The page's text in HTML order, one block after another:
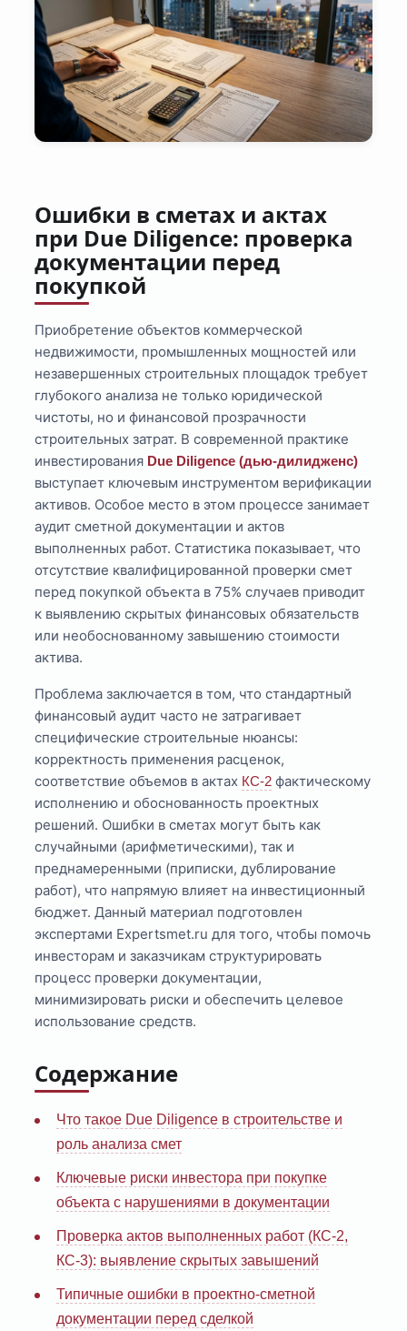
Ошибки в сметах и актах
при Due Diligence: проверка
документации перед
покупкой
Приобретение объектов коммерческой
недвижимости, промышленных мощностей или
незавершенных строительных площадок требует
глубокого анализа не только юридической
чистоты, но и финансовой прозрачности
строительных затрат. В современной практике
инвестирования Due Diligence (дью-дилидженс)
выступает ключевым инструментом верификации
активов. Особое место в этом процессе занимает
аудит сметной документации и актов
выполненных работ. Статистика показывает, что
отсутствие квалифицированной проверки смет
перед покупкой объекта в 75% случаев приводит
к выявлению скрытых финансовых обязательств
или необоснованному завышению стоимости
актива.
Проблема заключается в том, что стандартный
финансовый аудит часто не затрагивает
специфические строительные нюансы:
корректность применения расценок,
соответствие объемов в актах КС-2 фактическому
исполнению и обоснованность проектных
решений. Ошибки в сметах могут быть как
случайными (арифметическими), так и
преднамеренными (приписки, дублирование
работ), что напрямую влияет на инвестиционный
бюджет. Данный материал подготовлен
экспертами Expertsmet.ru для того, чтобы помочь
инвесторам и заказчикам структурировать
процесс проверки документации,
минимизировать риски и обеспечить целевое
использование средств.
Содержание
Что такое Due Diligence в строительстве и
роль анализа смет
Ключевые риски инвестора при покупке
объекта с нарушениями в документации
Проверка актов выполненных работ (КС-2,
КС-3): выявление скрытых завышений
Типичные ошибки в проектно-сметной
документации перед сделкой